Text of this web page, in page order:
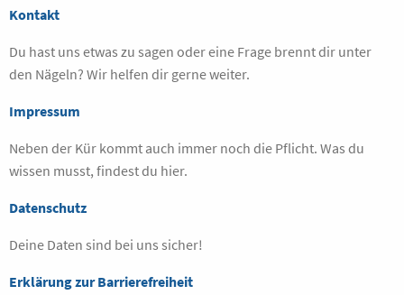
Kontakt
Du hast uns etwas zu sagen oder eine Frage brennt dir unter
den Nägeln? Wir helfen dir gerne weiter.
Impressum
Neben der Kür kommt auch immer noch die Pflicht. Was du
wissen musst, findest du hier.
Datenschutz
Deine Daten sind bei uns sicher!
Erklärung zur Barrierefreiheit